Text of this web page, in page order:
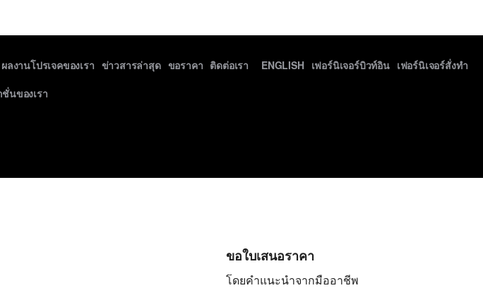
ผลงานโปรเจคของเรา ข่าวสารล่าสุด ขอราคา ติดต่อเรา ENGLISH เฟอร์นิเจอร์บิวท์อิน เฟอร์นิเจอร์สั่งทำ
นของเรา
ขอใบเสนอราคา
โดยคำแนะนำจากมืออาชีพ